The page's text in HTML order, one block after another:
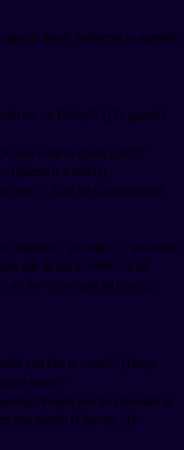
es donde realmente se aprende.
me on Friday?" (¿Te gustaría
you want to check it out?"
ir a verlo?)
treat." (¿Qué tal si almorzamos
Significa "yo pago" o "yo invito".
que tú vas a correr con los
on me" (corre por mi cuenta).
you like to come?" (Tengo
venir?)
Would you be interested in
una galería el jueves. ¿Te